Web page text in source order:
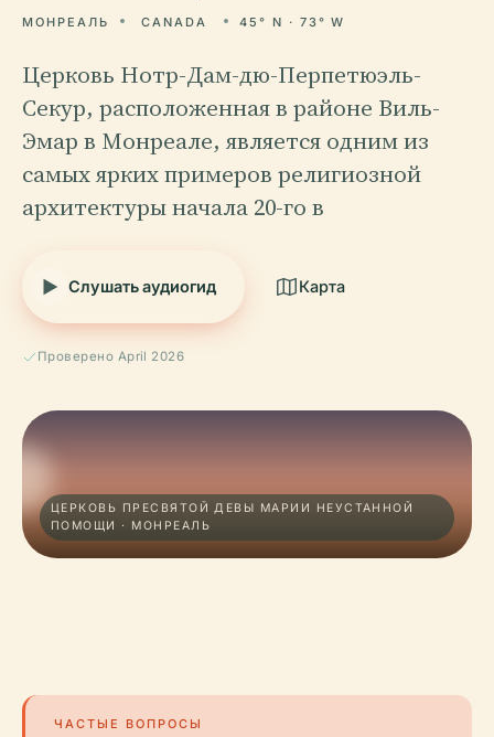
МОНРЕАЛЬ CANADA 45° N · 73° W
Церковь Нотр-Дам-дю-Перпетюэль-
Секур, расположенная в районе Виль-
Эмар в Монреале, является одним из
самых ярких примеров религиозной
архитектуры начала 20-го в
Слушать аудиогид Карта
Проверено April 2026
ЦЕРКОВЬ ПРЕСВЯТОЙ ДЕВЫ МАРИИ НЕУСТАННОЙ
ПОМОЩИ · МОНРЕАЛЬ
ЧАСТЫЕ ВОПРОСЫ